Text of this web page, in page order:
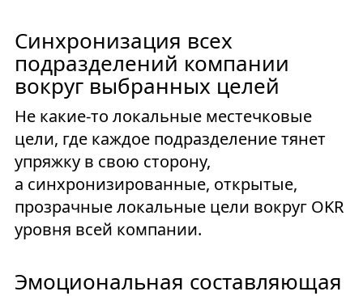
Синхронизация всех
подразделений компании
вокруг выбранных целей
Не какие-то локальные местечковые
цели, где каждое подразделение тянет
упряжку в свою сторону,
а синхронизированные, открытые,
прозрачные локальные цели вокруг OKR
уровня всей компании.
Эмоциональная составляющая